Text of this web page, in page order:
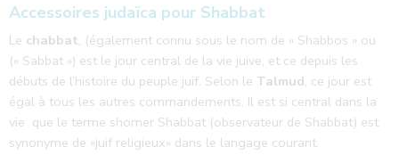
Accessoires judaïca pour Shabbat
Le chabbat, (également connu sous le nom de « Shabbos » ou
(« Sabbat ») est le jour central de la vie juive, et ce depuis les
débuts de l’histoire du peuple juif. Selon le Talmud, ce jour est
égal à tous les autres commandements. Il est si central dans la
vie que le terme shomer Shabbat (observateur de Shabbat) est
synonyme de «juif religieux» dans le langage courant.